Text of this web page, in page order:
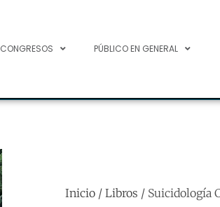
CONGRESOS PÚBLICO EN GENERAL
Inicio / Libros / Suicidología